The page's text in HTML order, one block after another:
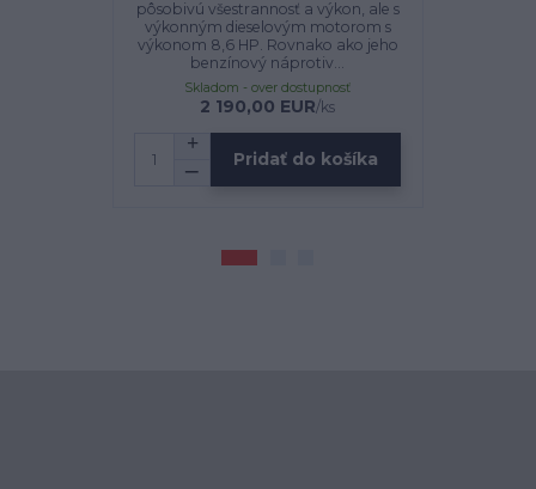
pôsobivú všestrannosť a výkon, ale s
výkonným dieselovým motorom s
výkonom 8,6 HP. Rovnako ako jeho
benzínový náprotiv...
2 190,00 EUR/ks
Skladom - over dostupnosť
Pridať do košíka